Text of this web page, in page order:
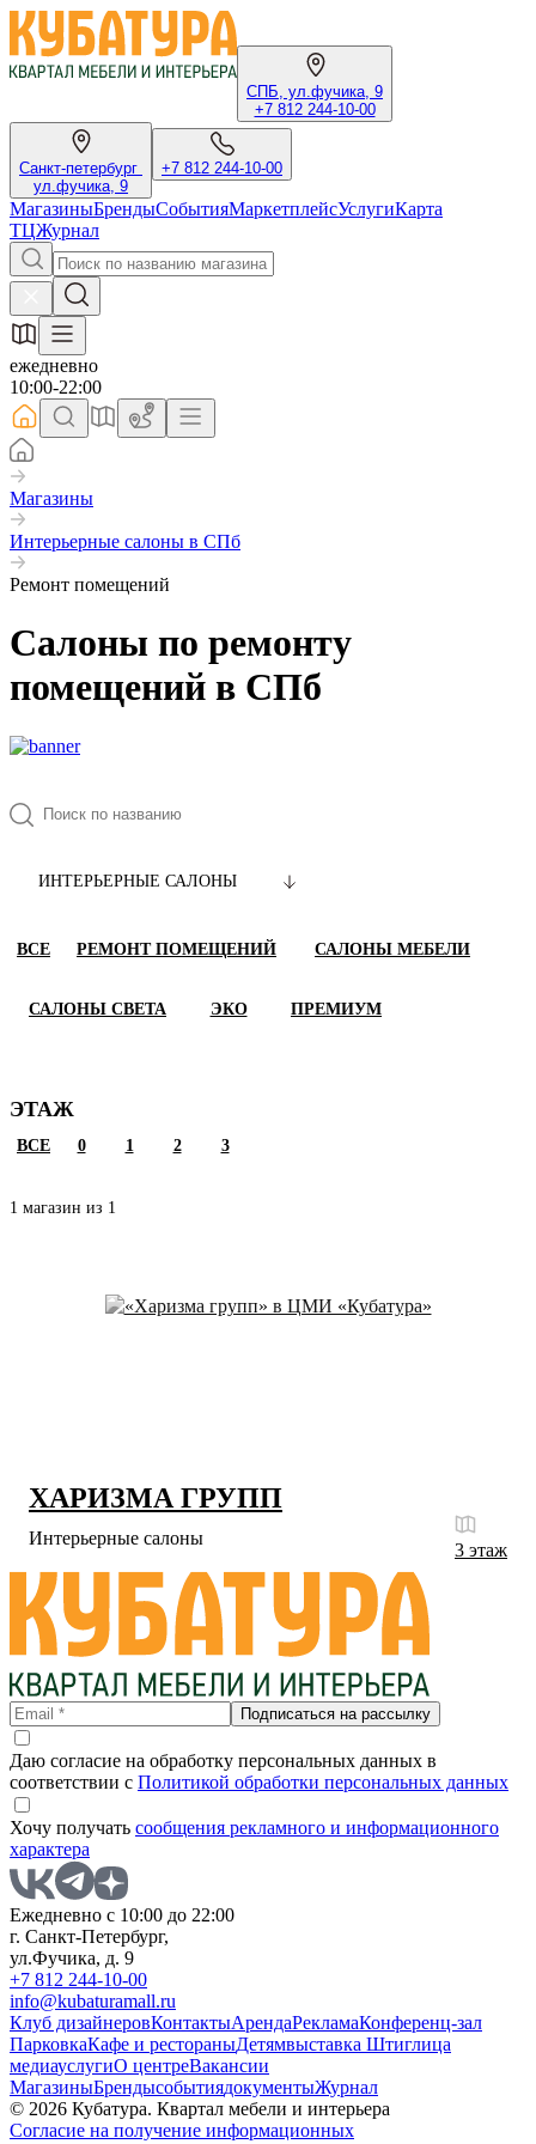
СПБ, ул.фучика, 9
+7 812 244-10-00
Санкт-петербург
ул.фучика, 9
+7 812 244-10-00
МагазиныБрендыСобытияМаркетплейсУслугиКарта
ТЦЖурнал
ежедневно
10:00-22:00
Магазины
Интерьерные салоны в СПб
Ремонт помещений
Салоны по ремонту
помещений в СПб
ИНТЕРЬЕРНЫЕ САЛОНЫ
ВСЕ РЕМОНТ ПОМЕЩЕНИЙ САЛОНЫ МЕБЕЛИ
САЛОНЫ СВЕТА ЭКО ПРЕМИУМ
ЭТАЖ
ВСЕ 0 1 2 3
1 магазин из 1
ХАРИЗМА ГРУПП
Интерьерные салоны
3 этаж
Подписаться на рассылку
Даю согласие на обработку персональных данных в
соответствии с Политикой обработки персональных данных
Хочу получать сообщения рекламного и информационного
характера
Ежедневно с 10:00 до 22:00
г. Санкт-Петербург,
ул.Фучика, д. 9
+7 812 244-10-00
info@kubaturamall.ru
Клуб дизайнеровКонтактыАрендаРекламаКонференц-зал
ПарковкаКафе и рестораныДетямвыставка Штиглица
медиауслугиО центреВакансии
МагазиныБрендысобытиядокументыЖурнал
© 2026 Кубатура. Квартал мебели и интерьера
Согласие на получение информационных